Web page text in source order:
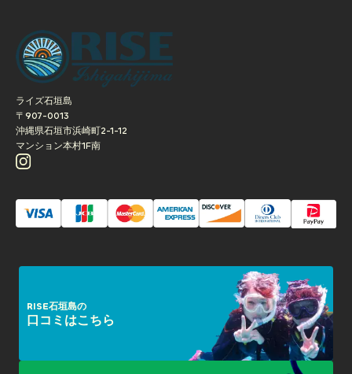
／現地集合プラン)
ライズ石垣島
〒907-0013
沖縄県石垣市浜崎町2-1-12
マンション本村1F南
RISE石垣島の
口コミはこちら